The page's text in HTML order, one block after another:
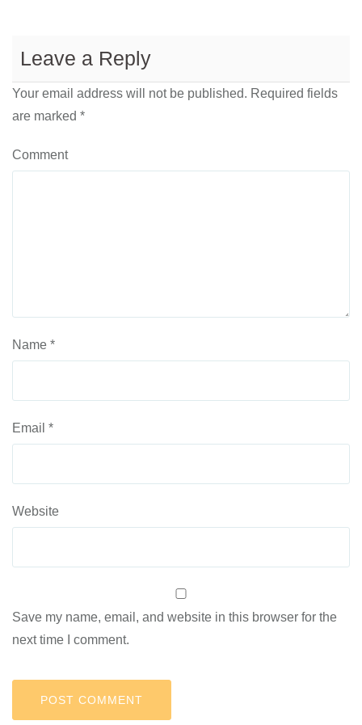
Leave a Reply
Your email address will not be published. Required fields
are marked *
Comment
Name *
Email *
Website
Save my name, email, and website in this browser for the
next time I comment.